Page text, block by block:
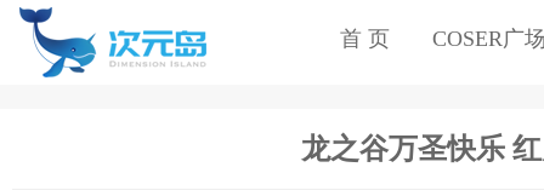
首 页 COSER广
龙之谷万圣快乐